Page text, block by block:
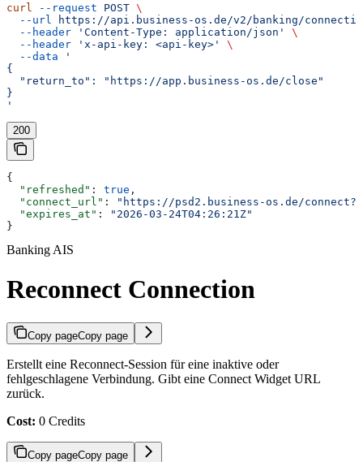
curl --request POST \
  --url
https://api.business-os.de/v2/banking/
  --header
'Content-Type: application/json'
\
  --header
'x-api-key: <api-key>'
\
  --data
'
{
  "return_to": "https://app.business-os.de/close"
}
'
200
{
  "refreshed"
: true ,
  "connect_url"
:
"https://psd2.business-os.de/
  "expires_at"
:
"2026-03-24T04:26:21Z"
}
Banking AIS
Reconnect Connection
Copy pageCopy page
Erstellt eine Reconnect-Session für eine inaktive oder
fehlgeschlagene Verbindung. Gibt eine Connect Widget URL
zurück.
Cost: 0 Credits
Copy pageCopy page